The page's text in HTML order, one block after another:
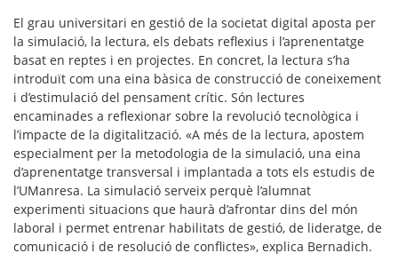
El grau universitari en gestió de la societat digital aposta per
la simulació, la lectura, els debats reflexius i l’aprenentatge
basat en reptes i en projectes. En concret, la lectura s’ha
introduït com una eina bàsica de construcció de coneixement
i d’estimulació del pensament crític. Són lectures
encaminades a reflexionar sobre la revolució tecnològica i
l’impacte de la digitalització. «A més de la lectura, apostem
especialment per la metodologia de la simulació, una eina
d’aprenentatge transversal i implantada a tots els estudis de
l’UManresa. La simulació serveix perquè l’alumnat
experimenti situacions que haurà d’afrontar dins del món
laboral i permet entrenar habilitats de gestió, de lideratge, de
comunicació i de resolució de conflictes», explica Bernadich.